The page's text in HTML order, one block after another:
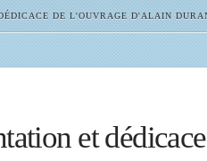
DE L'OUVRAGE D'ALAIN
et